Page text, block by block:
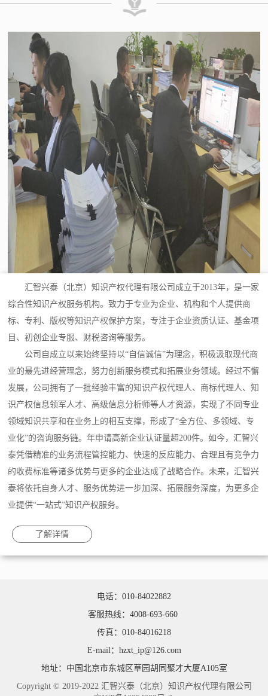
汇智兴泰（北京）知识产权代理有限公司成立于2013年，是一家
综合性知识产权服务机构。致力于专业为企业、机构和个人提供商
标、专利、版权等知识产权保护方案，专注于企业资质认证、基金项
目、初创企业专服、财税咨询等服务。
公司自成立以来始终坚持以“自信诚信”为理念，积极汲取现代商
业的最先进经营理念，努力创新服务模式和拓展业务领域。经过不懈
发展，公司拥有了一批经验丰富的知识产权代理人、商标代理人、知
识产权信息领军人才、高级信息分析师等人才资源，实现了不同专业
领域知识共享和在业务上的相互支撑，形成了“全方位、多领域、专
业化”的咨询服务链。年申请高新企业认证量超200件。如今，汇智兴
泰凭借精准的业务流程管控能力、快速的反应能力、合理且有竞争力
的收费标准等诸多优势与更多的企业达成了战略合作。未来，汇智兴
泰将依托自身人才、服务优势进一步加深、拓展服务深度，为更多企
业提供“一站式”知识产权服务。
了解详情
电话：010-84022882
客服热线：4008-693-660
传真：010-84016218
E-mail：hzxt_ip@126.com
地址：中国北京市东城区草园胡同聚才大厦A105室
Copyright © 2019-2022 汇智兴泰（北京）知识产权代理有限公司